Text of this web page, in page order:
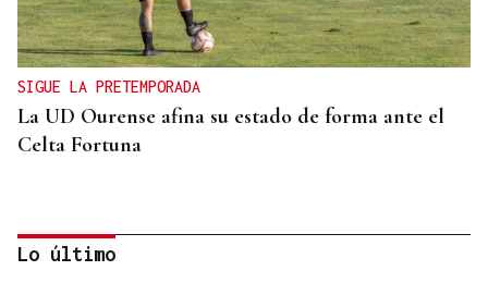
SIGUE LA PRETEMPORADA
La UD Ourense afina su estado de forma ante el
Celta Fortuna
Lo último